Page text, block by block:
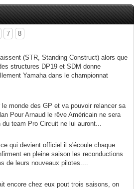
7 8
(STR, Standing Construct) alors que
structures DP19 et SDM donne
Yamaha dans le championnat
monde des GP et va pouvoir relancer sa
Pour Arnaud le rêve Américain ne sera
team Pro Circuit ne lui auront...
qui devient officiel il s'écoule chaque
en pleine saison les reconductions
de leurs nouveaux pilotes....
encore chez eux pout trois saisons, on